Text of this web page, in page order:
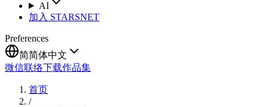
AI
加入 STARSNET
Preferences
简简体中文
微信联络下载作品集
首页
/